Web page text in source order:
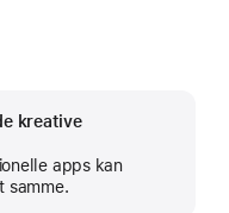
kreative
apps kan
samme.